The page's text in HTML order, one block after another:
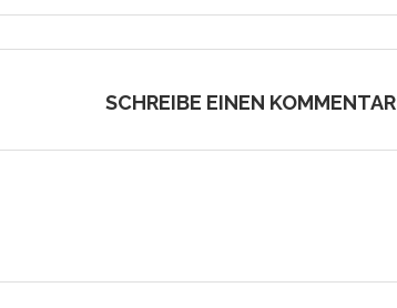
SCHREIBE EINEN KOMMENTAR